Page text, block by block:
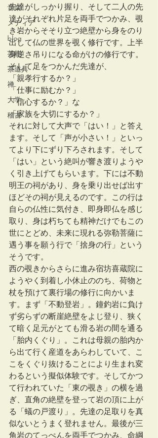
音楽
メディア
blog
芸能
茶道具
禅
大学
稽古
先達がしっかり握り、そして二人の先
達がそれぞれ片足を両手でつかみ、覗
き岩からそそり立つ絶壁から身をのり
出して仏の世界を覗く修行です。上半
身逆さ吊りになる命がけの修行です。
そして足をつかんだ先達が、
「親孝行するか？」
「仕事に励むか？」
「信心するか？」な
「家族を大切にするか？」
それに対して大声で「はい！」と答え
ます。そして「声が小さい！」といっ
てより下にずり下ろされます。そして
「はい」という絶叫が響き渡りようや
く引き上げてもらいます。下には不動
明王の祠があり、身を乗り出せば出す
ほどその祠が見えるのです。この行は
自らの仏性に気付き、即身即仏を感じ
取り、身は朽ちても精神だけでもこの
世にとどめ、未来に現れる弥勒菩薩に
遇う事を願う行で「捨身の行」という
そうです。
西の覗きからさらに進み宿坊喜蔵院に
ようやく到着し小休止ののち、荷物と
杖を預けて裏行場の修行に向かいま
す。まず「不動登岩」。鐘釣岩に負け
ず劣らずの断崖絶壁をよじ登り、狭く
て暗く足元がとても滑る岩の間を通る
「胎内くぐり」。これは母親の胎内か
ら出て行く産道をあらわしていて、こ
こをくぐり抜けることにより生まれ変
わるという擬似体験です。そしてかつ
て行われていた「東の覗き」の横を過
ぎ、直角の絶壁を登って岩の頂に上が
る「蟻の戸渡り」。先達の足取りを真
似ないとうまく登れません。最後が三
角岩のてっぺんを両手でつかみ、命綱